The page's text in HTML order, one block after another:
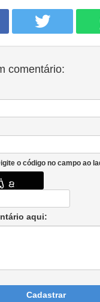
comentário:
o código no campo ao
aqui:
Cadastrar